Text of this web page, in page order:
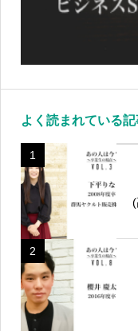
よく読まれている記
1
(
2